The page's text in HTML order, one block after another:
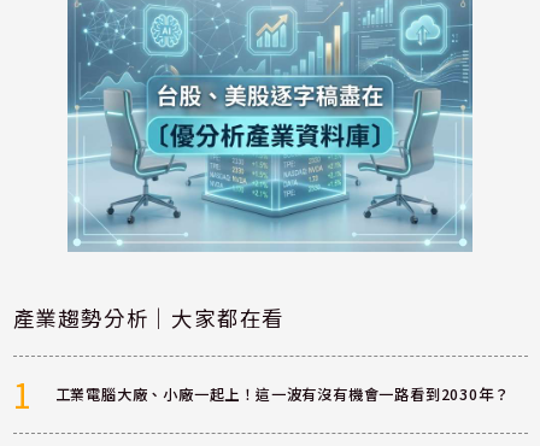
產業趨勢分析｜大家都在看
1 工業電腦大廠、小廠一起上！這一波有沒有機會一路看到2030年？